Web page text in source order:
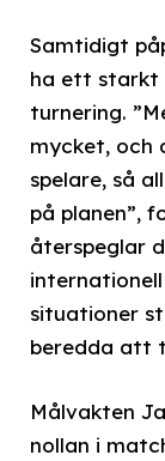
Samtidigt
ha ett starkt
turnering.
mycket, och
spelare, så
på planen”,
återspeglar
situationer
beredda att
Målvakten
nollan i